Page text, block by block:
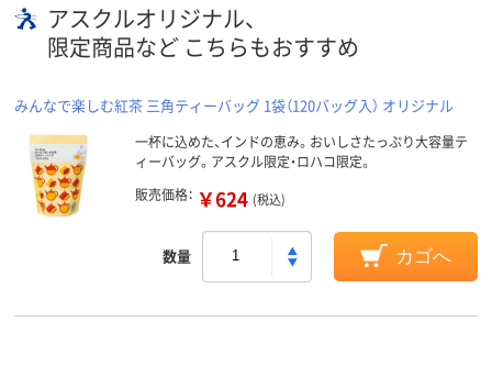
アスクルオリジナル、
限定商品など こちらもおすすめ
みんなで楽しむ紅茶 三角ティーバッグ 1袋（120バッグ入） オリジナル
一杯に込めた、インドの恵み。おいしさたっぷり大容量テ
ィーバッグ。アスクル限定・ロハコ限定。
販売価格： ￥624 (税込)
数量 カゴへ